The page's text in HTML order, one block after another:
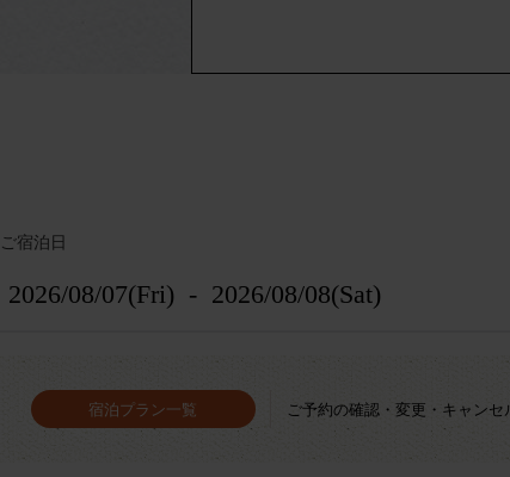
ご宿泊日
宿泊プラン一覧 ご予約の確認・変更・キャンセ